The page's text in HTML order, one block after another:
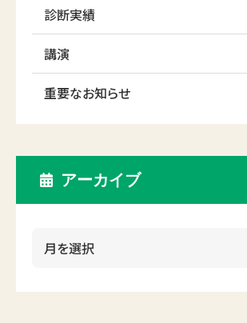
診断実績
講演
重要なお知らせ
アーカイブ